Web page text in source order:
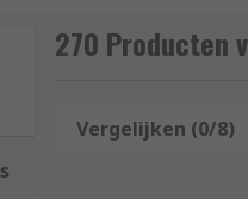
270 Producten
Vergelijken (0/8)